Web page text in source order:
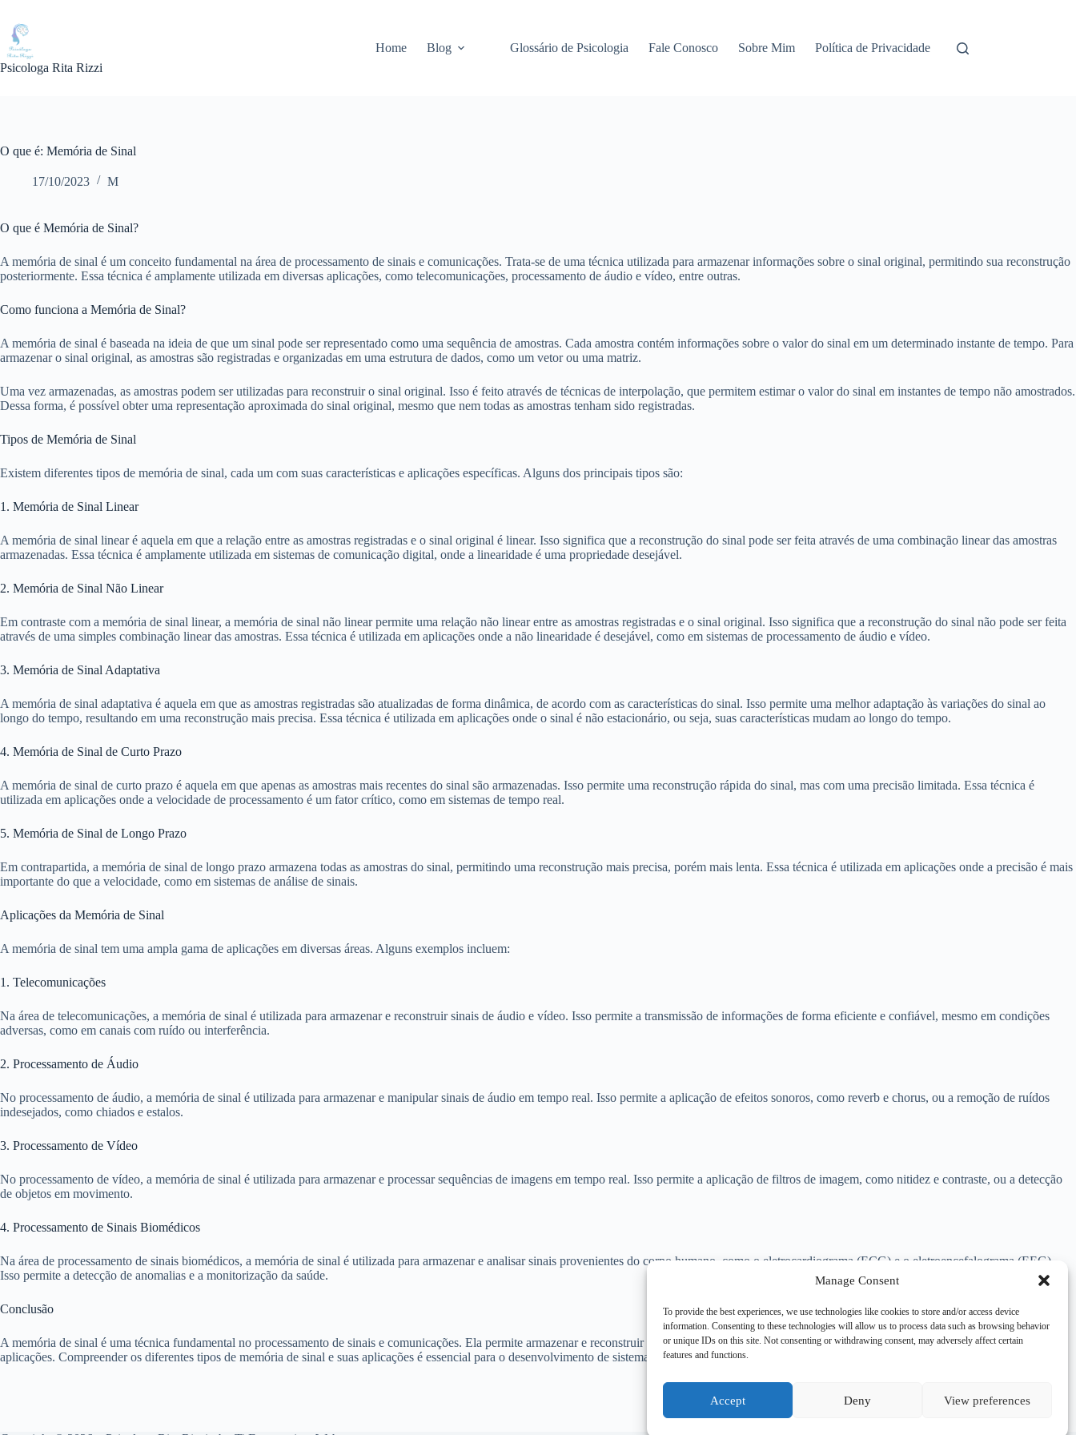
Manage Consent
To provide the best experiences, we use technologies like cookies to store and/or access device
information. Consenting to these technologies will allow us to process data such as browsing behavior
or unique IDs on this site. Not consenting or withdrawing consent, may adversely affect certain
features and functions.
Accept Deny View preferences
para
conteúdo
Psicologa Rita Rizzi
Home Blog Glossário de Psicologia Fale Conosco Sobre Mim Política de Privacidade
O que é: Memória de Sinal
17/10/2023 M
O que é Memória de Sinal?
A memória de sinal é um conceito fundamental na área de processamento de sinais e comunicações. Trata-se de uma técnica utilizada para armazenar informações sobre o sinal original, permitindo sua reconstrução
posteriormente. Essa técnica é amplamente utilizada em diversas aplicações, como telecomunicações, processamento de áudio e vídeo, entre outras.
Como funciona a Memória de Sinal?
A memória de sinal é baseada na ideia de que um sinal pode ser representado como uma sequência de amostras. Cada amostra contém informações sobre o valor do sinal em um determinado instante de tempo. Para
armazenar o sinal original, as amostras são registradas e organizadas em uma estrutura de dados, como um vetor ou uma matriz.
Uma vez armazenadas, as amostras podem ser utilizadas para reconstruir o sinal original. Isso é feito através de técnicas de interpolação, que permitem estimar o valor do sinal em instantes de tempo não amostrados.
Dessa forma, é possível obter uma representação aproximada do sinal original, mesmo que nem todas as amostras tenham sido registradas.
Tipos de Memória de Sinal
Existem diferentes tipos de memória de sinal, cada um com suas características e aplicações específicas. Alguns dos principais tipos são:
1. Memória de Sinal Linear
A memória de sinal linear é aquela em que a relação entre as amostras registradas e o sinal original é linear. Isso significa que a reconstrução do sinal pode ser feita através de uma combinação linear das amostras
armazenadas. Essa técnica é amplamente utilizada em sistemas de comunicação digital, onde a linearidade é uma propriedade desejável.
2. Memória de Sinal Não Linear
Em contraste com a memória de sinal linear, a memória de sinal não linear permite uma relação não linear entre as amostras registradas e o sinal original. Isso significa que a reconstrução do sinal não pode ser feita
através de uma simples combinação linear das amostras. Essa técnica é utilizada em aplicações onde a não linearidade é desejável, como em sistemas de processamento de áudio e vídeo.
3. Memória de Sinal Adaptativa
A memória de sinal adaptativa é aquela em que as amostras registradas são atualizadas de forma dinâmica, de acordo com as características do sinal. Isso permite uma melhor adaptação às variações do sinal ao
longo do tempo, resultando em uma reconstrução mais precisa. Essa técnica é utilizada em aplicações onde o sinal é não estacionário, ou seja, suas características mudam ao longo do tempo.
4. Memória de Sinal de Curto Prazo
A memória de sinal de curto prazo é aquela em que apenas as amostras mais recentes do sinal são armazenadas. Isso permite uma reconstrução rápida do sinal, mas com uma precisão limitada. Essa técnica é
utilizada em aplicações onde a velocidade de processamento é um fator crítico, como em sistemas de tempo real.
5. Memória de Sinal de Longo Prazo
Em contrapartida, a memória de sinal de longo prazo armazena todas as amostras do sinal, permitindo uma reconstrução mais precisa, porém mais lenta. Essa técnica é utilizada em aplicações onde a precisão é mais
importante do que a velocidade, como em sistemas de análise de sinais.
Aplicações da Memória de Sinal
A memória de sinal tem uma ampla gama de aplicações em diversas áreas. Alguns exemplos incluem:
1. Telecomunicações
Na área de telecomunicações, a memória de sinal é utilizada para armazenar e reconstruir sinais de áudio e vídeo. Isso permite a transmissão de informações de forma eficiente e confiável, mesmo em condições
adversas, como em canais com ruído ou interferência.
2. Processamento de Áudio
No processamento de áudio, a memória de sinal é utilizada para armazenar e manipular sinais de áudio em tempo real. Isso permite a aplicação de efeitos sonoros, como reverb e chorus, ou a remoção de ruídos
indesejados, como chiados e estalos.
3. Processamento de Vídeo
No processamento de vídeo, a memória de sinal é utilizada para armazenar e processar sequências de imagens em tempo real. Isso permite a aplicação de filtros de imagem, como nitidez e contraste, ou a detecção
de objetos em movimento.
4. Processamento de Sinais Biomédicos
Na área de processamento de sinais biomédicos, a memória de sinal é utilizada para armazenar e analisar sinais provenientes do corpo humano, como o eletrocardiograma (ECG) e o eletroencefalograma (EEG).
Isso permite a detecção de anomalias e a monitorização da saúde.
Conclusão
A memória de sinal é uma técnica fundamental no processamento de sinais e comunicações. Ela permite armazenar e reconstruir informações sobre um sinal original, possibilitando sua utilização em diversas
aplicações. Compreender os diferentes tipos de memória de sinal e suas aplicações é essencial para o desenvolvimento de sistemas eficientes e confiáveis.